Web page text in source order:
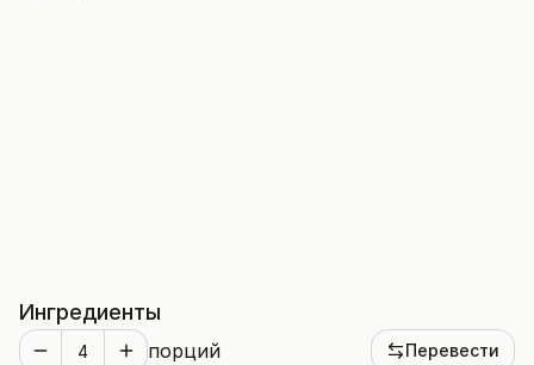
Ингредиенты
порций Перевести